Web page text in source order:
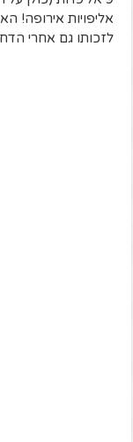
אליפויות אירופה!
לזכותו גם אחרי